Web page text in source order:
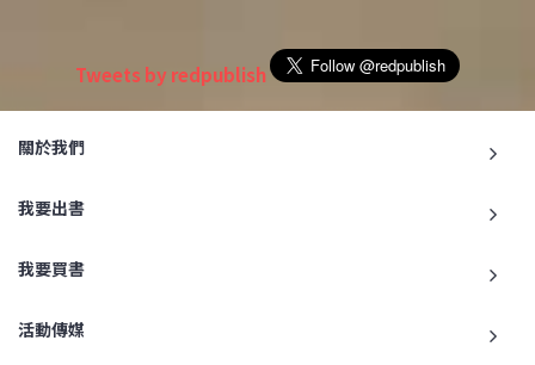
Tweets by redpublish
關於我們
我要出書
我要買書
活動傳媒